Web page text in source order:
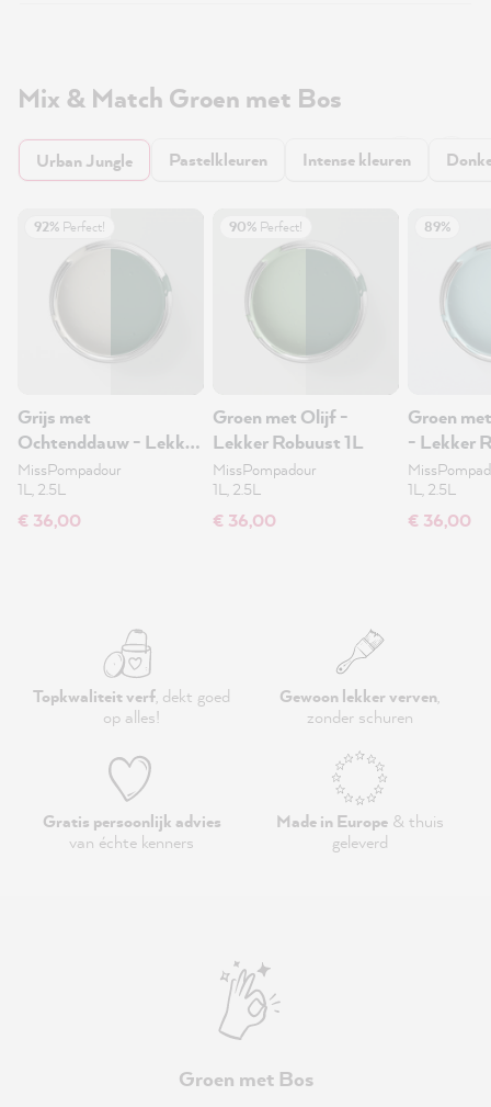
Mix & Match Groen met Bos
Urban Jungle Pastelkleuren Intense kleuren
92% Perfect!
Grijs met
Ochtenddauw - Lekker
Robuust 1L
MissPompadour
1L, 2.5L
€ 36,00
90% Perfect!
Groen met Olijf -
Lekker Robuust 1L
MissPompadour
1L, 2.5L
€ 36,00
89%
Groen
- Lekker
1L, 2.5L
€ 36,00
Topkwaliteit verf, dekt goed
op alles!
Gewoon lekker verven,
zonder schuren
Gratis persoonlijk advies
van échte kenners
Made in Europe& thuis
geleverd
Groen met Bos